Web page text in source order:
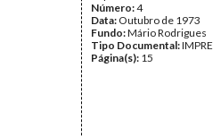
Número:4
Data: Outubro de 1973
Fundo:Mário Rodrigues
Tipo Documental:
Página(s): 15